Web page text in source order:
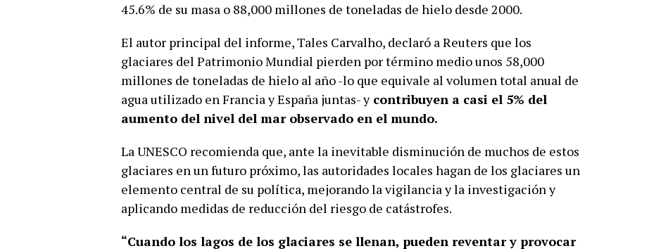
45.6% de su masa o 88,000 millones de toneladas de hielo desde 2000.
El autor principal del informe, Tales Carvalho, declaró a Reuters que los
glaciares del Patrimonio Mundial pierden por término medio unos 58,000
millones de toneladas de hielo al año -lo que equivale al volumen total anual de
agua utilizado en Francia y España juntas- ycontribuyen a casi el 5% del
aumento del nivel del mar observado en el mundo.
La UNESCO recomienda que, ante la inevitable disminución de muchos de estos
glaciares en un futuro próximo, las autoridades locales hagan de los glaciares un
elemento central de su política, mejorando la vigilancia y la investigación y
aplicando medidas de reducción del riesgo de catástrofes.
“Cuando los lagos de los glaciares se llenan, pueden reventar y provocar